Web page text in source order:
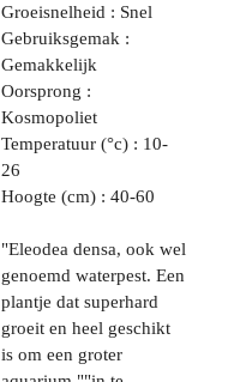
Groeisnelheid : Snel
Gebruiksgemak :
Gemakkelijk
Oorsprong :
Kosmopoliet
Temperatuur (°c) : 10-
26
Hoogte (cm) : 40-60
"Eleodea densa, ook wel
genoemd waterpest. Een
plantje dat superhard
groeit en heel geschikt
is om een groter